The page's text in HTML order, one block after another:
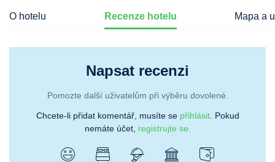
O hotelu Recenze hotelu Mapa a
Napsat recenzi
Pomozte další uživatelům při výběru dovolené.
Chcete-li přidat komentář, musíte se přihlásit. Pokud
nemáte účet, registrujte se.